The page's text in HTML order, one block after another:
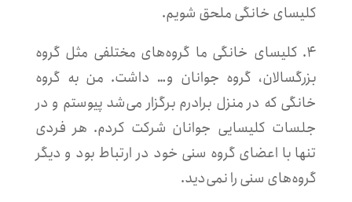
کلیسای خانگی ملحق شویم.
۴. کلیسای خانگی ما گروه‌های مختلفی مثل گروه
بزرگسالان، گروه جوانان و… داشت. من به گروه
خانگی که در منزل برادرم برگزار می‌شد پیوستم و در
جلسات کلیسایی جوانان شرکت کردم. هر فردی
تنها با اعضای گروه سنی خود در ارتباط بود و دیگر
گروه‌های سنی را نمی‌دید.